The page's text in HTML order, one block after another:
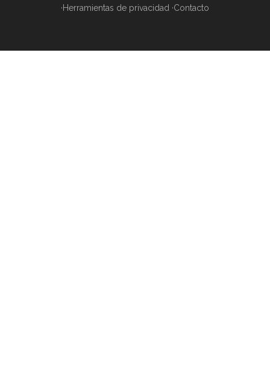
·Herramientas de privacidad ·Contacto